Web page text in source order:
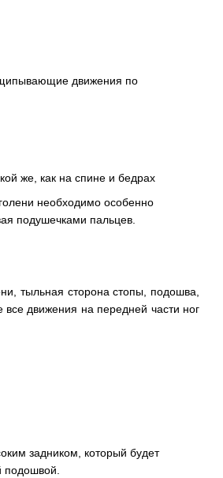
движения по
же, как на спине и бедрах
необходимо особенно
подушечками пальцев.
тыльная сторона стопы, подошва,
движения на передней части ног
задником, который будет
подошвой.